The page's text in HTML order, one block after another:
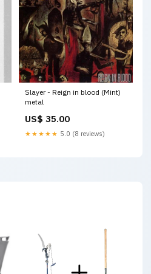
Slayer - Reign in blood (Mint)
metal
US$ 35.00
★★★★★ 5.0 (8 reviews)